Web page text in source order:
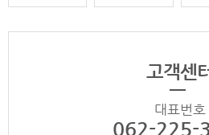
고객센
대표번호
062-225-